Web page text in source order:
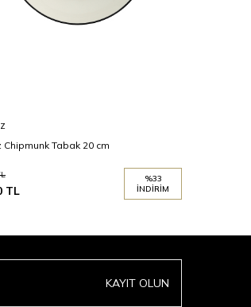
Chipmunk Tabak 20 cm
TL
%33
İNDIRIM
KAYIT OLUN